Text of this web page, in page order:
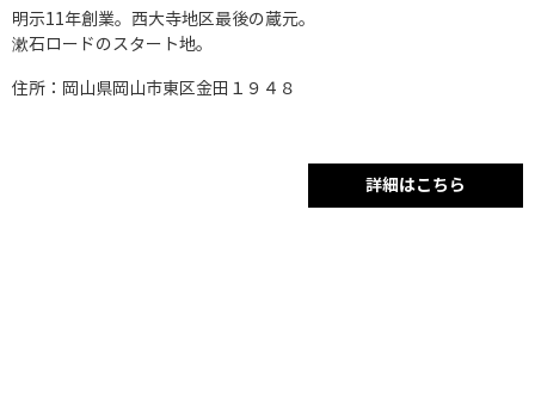
明示11年創業。西大寺地区最後の蔵元。
漱石ロードのスタート地。
住所：岡山県岡山市東区金田１９４８
詳細はこちら